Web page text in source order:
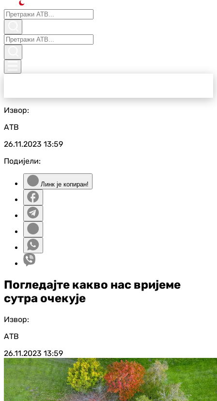
Извор:
АТВ
26.11.2023 13:59
Подијели:
Линк је копиран!
Погледајте какво нас вријеме
сутра очекује
Извор:
АТВ
26.11.2023 13:59